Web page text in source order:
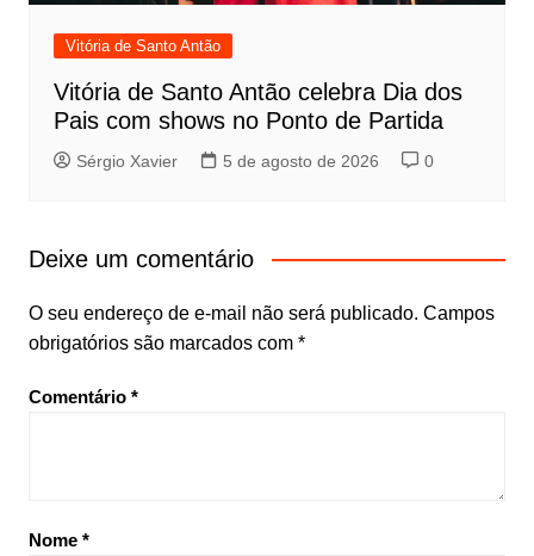
Vitória de Santo Antão
Vitória de Santo Antão celebra Dia dos
Pais com shows no Ponto de Partida
Sérgio Xavier 5 de agosto de 2026 0
Deixe um comentário
O seu endereço de e-mail não será publicado. Campos
obrigatórios são marcados com *
Comentário *
Nome *